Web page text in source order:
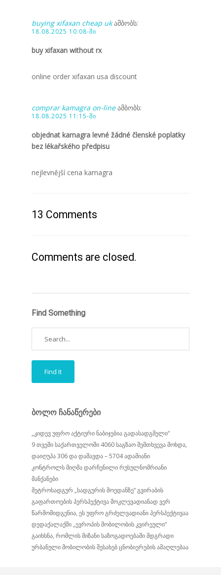
buying xifaxan cheap uk ამბობს:
18.08.2025 10:08-ში
buy xifaxan without rx
online order xifaxan usa discount
comprar kamagra on-line ამბობს:
18.08.2025 11:15-ში
objednat kamagra levné žádné členské poplatky
bez lékařského předpisu
nejlevnější cena kamagra
13 Comments
Comments are closed.
Find Something
ბოლო ჩანაწერები
„კიდევ უფრო აქტიური ნაბიჯებია გადასადგმელი“
9 თვეში საქართველოში 4060 საგზაო შემთხვევა მოხდა,
დაიღუპა 306 და დაშავდა – 5704 ადამიანი
კონტროლს მიღმა დარჩენილი რუსულნომრიანი
მანქანები
მეტროსადგურ „სადგურის მოედანზე“ გვირაბის
გაფართოების პერსპექტივა მოკლევადიანად ვერ
წარმომიდგენია, ეს უფრო გრძელვადიანი პერსპექტივაა
დედაქალაქში „ევროპის მობილობის კვირეული“
გაიხსნა, რომლის მიზანი საზოგადოებაში მდგრადი
ურბანული მობილობის შესახებ ცნობიერების ამაღლებაა